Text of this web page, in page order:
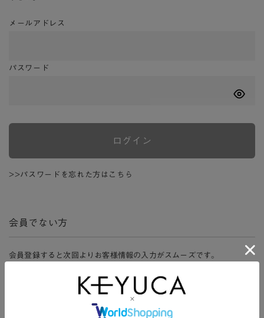
メールアドレス
パスワード
ログイン
>>パスワードを忘れた方はこちら
会員でない方
会員登録すると次回よりお客様情報の入力がスムーズです。
ージ、購入履歴をご利用いただけます。